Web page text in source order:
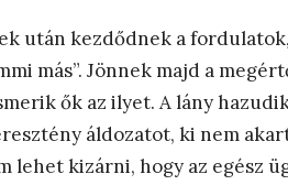
után kezdődnek a
más”. Jönnek majd a
ők az ilyet. A lány
áldozatot, ki nem
lehet kizárni, hogy az egész